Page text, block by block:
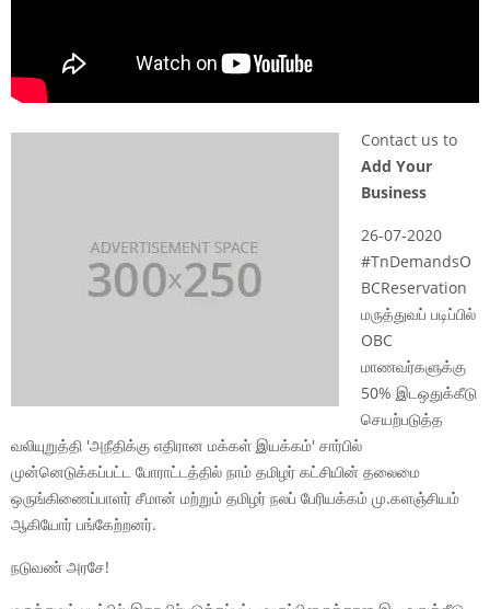
Contact us to
Add Your
Business
26-07-2020
#TnDemandsO
BCReservation
மருத்துவப் படிப்பில்
OBC
மாணவர்களுக்கு
50% இடஒதுக்கீடு
செயற்படுத்த
வலியுறுத்தி 'அநீதிக்கு எதிரான மக்கள் இயக்கம்' சார்பில்
முன்னெடுக்கப்பட்ட போராட்டத்தில் நாம் தமிழர் கட்சியின் தலைமை
ஒருங்கிணைப்பாளர் சீமான் மற்றும் தமிழர் நலப் பேரியக்கம் மு.களஞ்சியம்
ஆகியோர் பங்கேற்றனர்.
நடுவண் அரசே!